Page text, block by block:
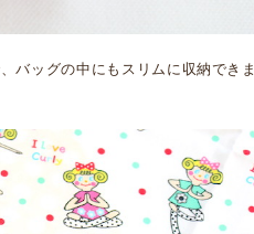
バッグの中にもスリムに収納できま